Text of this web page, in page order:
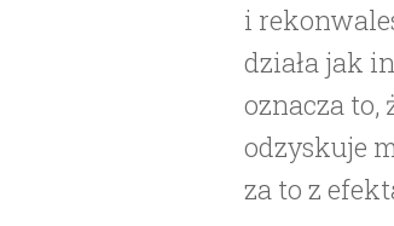
i
działa jak
oznacza to,
odzyskuje
za to z